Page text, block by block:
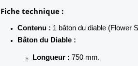
Fiche technique :
Contenu : 1 bâton du diable (Flower
Bâton du Diable :
Longueur : 750 mm.